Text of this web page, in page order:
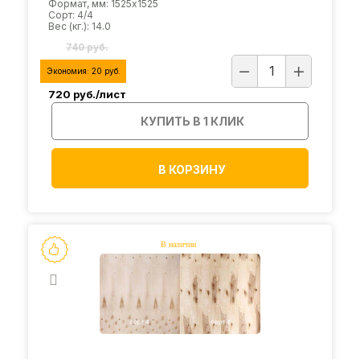
Формат, мм: 1525х1525
Сорт: 4/4
Вес (кг.): 14.0
740 руб.
Экономия: 20 руб.
720 руб./лист
КУПИТЬ В 1 КЛИК
В КОРЗИНУ